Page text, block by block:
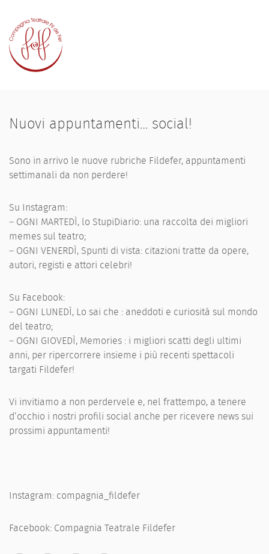
Elenco opere
Appuntamenti
Nuovi appuntamenti… social!
Sono in arrivo le nuove rubriche Fildefer, appuntamenti
settimanali da non perdere!
Su Instagram:
– OGNI MARTEDÌ, lo StupiDiario: una raccolta dei migliori
memes sul teatro;
– OGNI VENERDÌ, Spunti di vista: citazioni tratte da opere,
autori, registi e attori celebri!
Su Facebook:
– OGNI LUNEDÌ, Lo sai che : aneddoti e curiosità sul mondo
del teatro;
– OGNI GIOVEDÌ, Memories : i migliori scatti degli ultimi
anni, per ripercorrere insieme i più recenti spettacoli
targati Fildefer!
Vi invitiamo a non perdervele e, nel frattempo, a tenere
d’occhio i nostri profili social anche per ricevere news sui
prossimi appuntamenti!
Instagram: compagnia_fildefer
Facebook: Compagnia Teatrale Fildefer